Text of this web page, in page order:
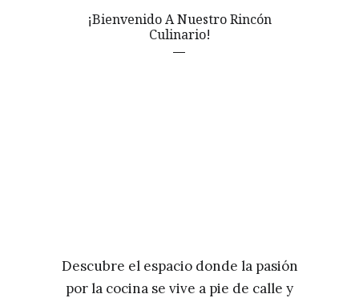
¡Bienvenido A Nuestro Rincón
Culinario!
Descubre el espacio donde la pasión
por la cocina se vive a pie de calle y